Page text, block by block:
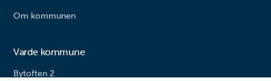
Om kommunen
Varde kommune
Bytoften 2